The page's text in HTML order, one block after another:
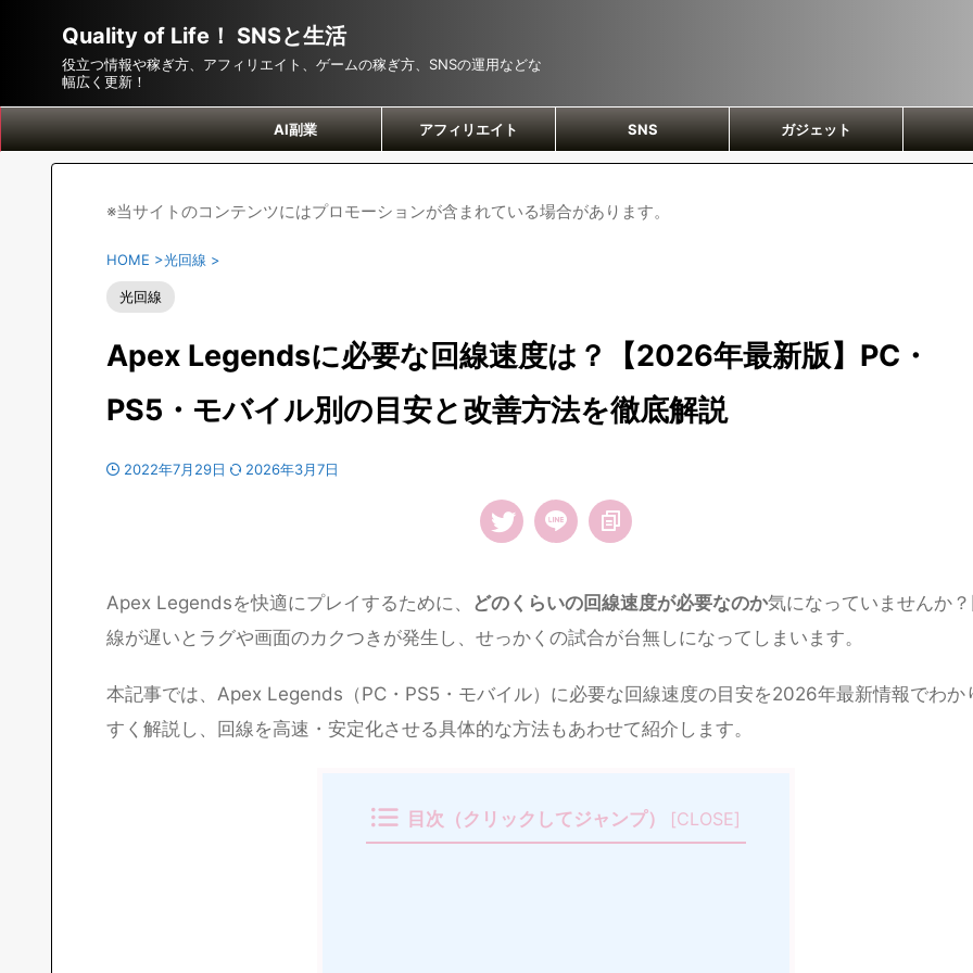
Quality of Life！ SNSと生活
役立つ情報や稼ぎ方、アフィリエイト、ゲームの稼ぎ方、SNSの運用などな
幅広く更新！
AI副業 アフィリエイト SNS ガジェット
※当サイトのコンテンツにはプロモーションが含まれている場合があります。
HOME >光回線 >
光回線
Apex Legendsに必要な回線速度は？【2026年最新版】PC・
PS5・モバイル別の目安と改善方法を徹底解説
2022年7月29日 2026年3月7日
Apex Legendsを快適にプレイするために、 どのくらいの回線速度が必要なのか気になっていませんか
線が遅いとラグや画面のカクつきが発生し、せっかくの試合が台無しになってしまいます。
本記事では、Apex Legends（PC・PS5・モバイル）に必要な回線速度の目安を2026年最新情報でわか
すく解説し、回線を高速・安定化させる具体的な方法もあわせて紹介します。
目次（クリックしてジャンプ） [CLOSE]